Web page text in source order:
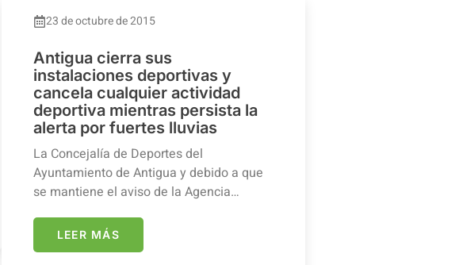
23 de octubre de 2015
Antigua cierra sus
instalaciones deportivas y
cancela cualquier actividad
deportiva mientras persista la
alerta por fuertes lluvias
La Concejalía de Deportes del
Ayuntamiento de Antigua y debido a que
se mantiene el aviso de la Agencia…
LEER MÁS